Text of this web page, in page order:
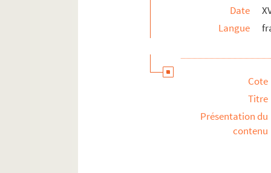
Date
Langue
Cote
Titre
Présentation du
contenu